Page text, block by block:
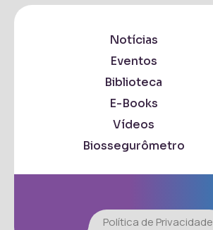
Notícias
Eventos
Biblioteca
E-Books
Vídeos
Biossegurômetro
Política de Privacidade